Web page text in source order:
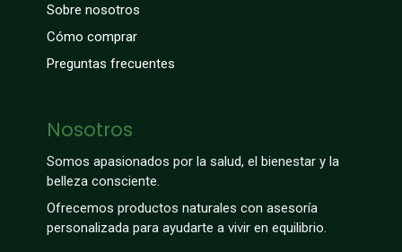
Sobre nosotros
Cómo comprar
Preguntas frecuentes
Nosotros
Somos apasionados por la salud, el bienestar y la
belleza consciente.
Ofrecemos productos naturales con asesoría
personalizada para ayudarte a vivir en equilibrio.